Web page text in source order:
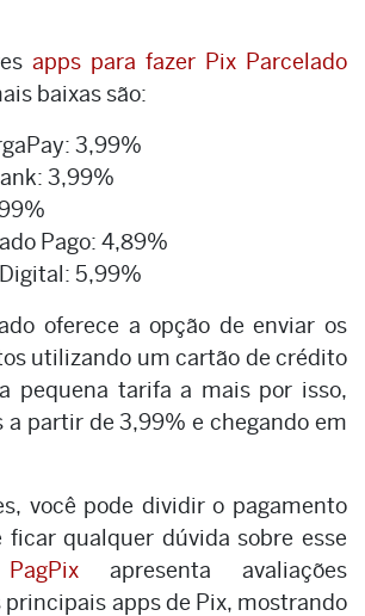
apps para fazer Pix Parcelado
baixas são:
3,99%
3,99%
Pago: 4,89%
5,99%
oferece a opção de enviar os
utilizando um cartão de crédito
pequena tarifa a mais por isso,
a partir de 3,99% e chegando em
você pode dividir o pagamento
ficar qualquer dúvida sobre esse
PagPixapresenta avaliações
principais apps de Pix, mostrando